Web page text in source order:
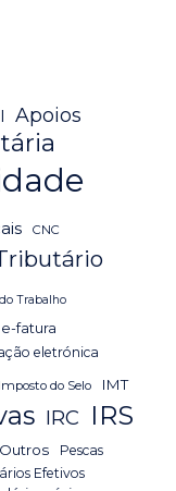
Apoios
CNC
Trabalho
e-fatura
eletrónica
Imposto do Selo IMT
IRC IRS
Outros Pescas
Efetivos